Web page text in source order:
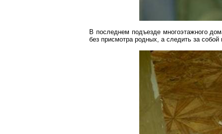
В последнем подъезде многоэтажного
без присмотра родных, а следить за собой